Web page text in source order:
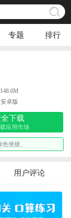
专题 排行
148.6M
卓版
下载
应用市场
便捷。
用户评论